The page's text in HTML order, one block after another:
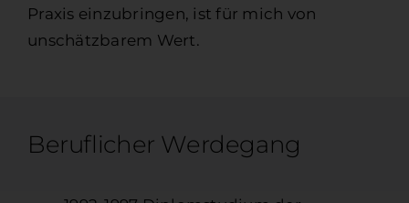
Praxis einzubringen, ist für mich von
unschätzbarem Wert.
Beruf­licher Werde­gang